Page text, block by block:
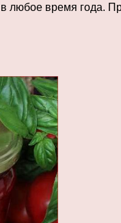
любое время года.